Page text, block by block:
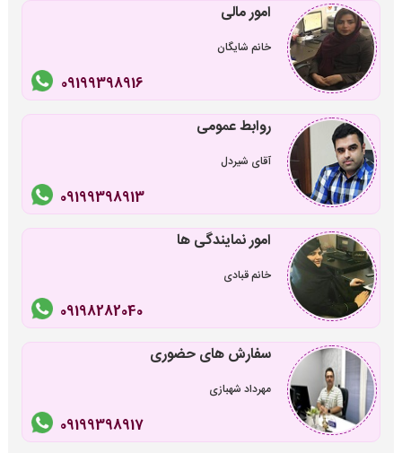
امور مالی
خانم شایگان
09199398916
روابط عمومی
آقای شیردل
09199398913
امور نمایندگی ها
خانم قبادی
09198282040
سفارش های حضوری
مهرداد شهبازی
09199398917